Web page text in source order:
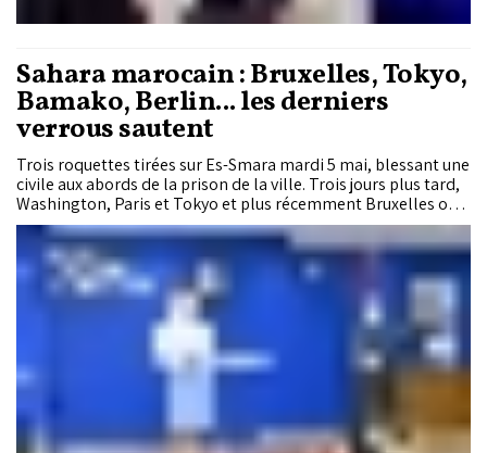
Sahara marocain : Bruxelles, Tokyo,
Bamako, Berlin... les derniers
verrous sautent
Trois roquettes tirées sur Es-Smara mardi 5 mai, blessant une
civile aux abords de la prison de la ville. Trois jours plus tard,
Washington, Paris et Tokyo et plus récemment Bruxelles ont
parlé presque d'une même voix. L'attaque revendiquée par le
front polisario est condamnable à tous égards. Supposée
briser un élan diplomatique soutenu, cette agression a
produit l’effet inverse : l’unanimité internationale autour du
plan d’autonomie n’a jamais été aussi forte. Un alignement
annonciateur de la fin d’un demi-siècle d'ambiguïtés autour